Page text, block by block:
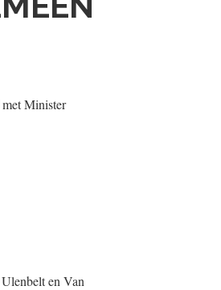
Minister
en Van